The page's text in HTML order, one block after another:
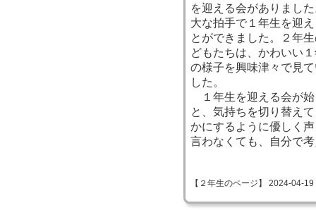
を迎える会がありまし
大な拍手で１年生を迎
とができました。２年
どもたちは、かわいい
の様子を興味津々で見
した。
１年生を迎える会が始
と、気持ちを切り替え
かにするように優しく
言わなくても、自分で
【２年生のページ】 2024-04-